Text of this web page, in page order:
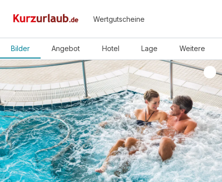
Wertgutscheine
Bilder Angebot Hotel Lage Weitere